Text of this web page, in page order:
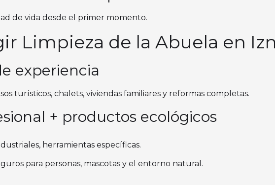
de vida desde el primer momento.
Limpieza de la Abuela en
experiencia
turísticos, chalets, viviendas familiares y reformas completas.
+ productos ecológicos
herramientas específicas.
para personas, mascotas y el entorno natural.